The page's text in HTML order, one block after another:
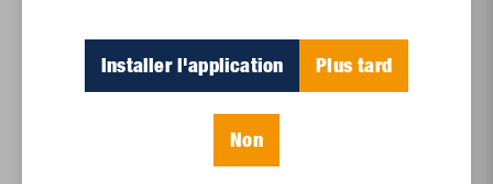
de la biodiversité, et non l’inverse.
Installer l'application Plus tard
Non